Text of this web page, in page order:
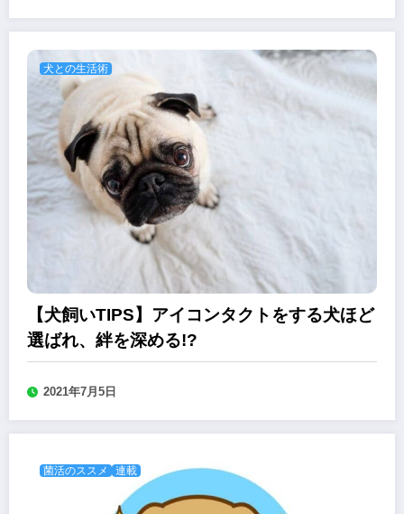
犬との生活術
【犬飼いTIPS】アイコンタクトをする犬ほど
選ばれ、絆を深める!?
2021年7月5日
菌活のススメ 連載